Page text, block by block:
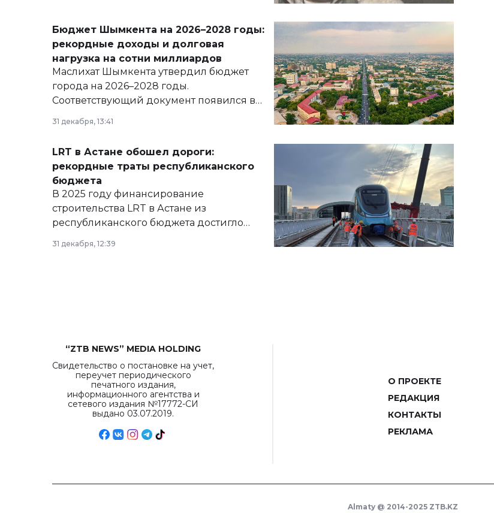
Бюджет Шымкента на 2026–2028 годы:
рекордные доходы и долговая
нагрузка на сотни миллиардов
Маслихат Шымкента утвердил бюджет
города на 2026–2028 годы.
Соответствующий документ появился в
базе нормативных правовых актов и на
сайте маслихат города.
31 декабря, 13:41
LRT в Астане обошел дороги:
рекордные траты республиканского
бюджета
В 2025 году финансирование
строительства LRT в Астане из
республиканского бюджета достигло
рекордных объемов.
31 декабря, 12:39
“ZTB NEWS” MEDIA HOLDING
Свидетельство о постановке на учет,
переучет периодического
печатного издания,
информационного агентства и
сетевого издания №17772-СИ
выдано 03.07.2019.
О ПРОЕКТЕ
РЕДАКЦИЯ
КОНТАКТЫ
РЕКЛАМА
Almaty @ 2014-2025 ZTB.KZ